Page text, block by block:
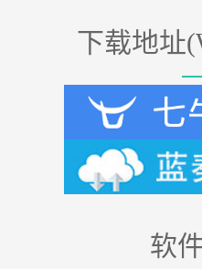
下载地址
软